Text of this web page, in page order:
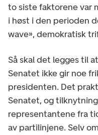
to siste faktorene var
i høst i den perioden
wave», demokratisk
Så skal det legges til
Senatet ikke gir noe
presidenten. Det
Senatet, og
representantene fra
av partilinjene. Selv